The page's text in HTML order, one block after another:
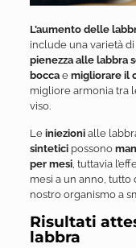
L’aumento delle
include una varietà
pienezza alle labbra
boccae migliorare il
migliore armonia tra
viso.
Le iniezionialle
sinteticipossono
per mesi, tuttavia
mesi a un anno,
nostro organismo a
Risultati
labbra